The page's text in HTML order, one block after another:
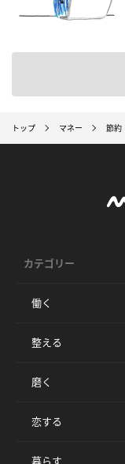
トップ マネー 節約
カテゴリー
働く
整える
磨く
恋する
暮らす